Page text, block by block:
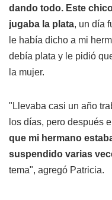
dando todo. Este
jugaba la plata, un día
le había dicho a mi
debía plata y le pidió
la mujer.
"Llevaba casi un año
los días, pero después
que mi hermano
suspendido varias
tema", agregó Patricia.